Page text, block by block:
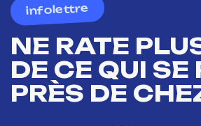
infolettre
NE RATE
DE CE QUI SE
PRÈS DE